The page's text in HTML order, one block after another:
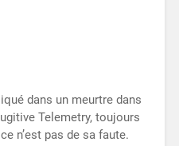
dans un meurtre dans
Telemetry, toujours
n’est pas de sa faute.